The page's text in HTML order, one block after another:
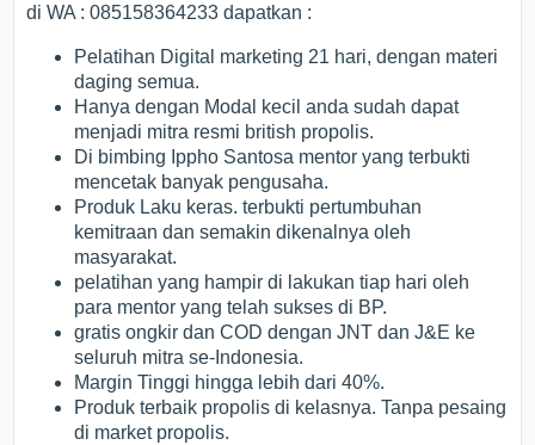
di WA : 085158364233 dapatkan :
Pelatihan Digital marketing 21 hari, dengan materi
daging semua.
Hanya dengan Modal kecil anda sudah dapat
menjadi mitra resmi british propolis.
Di bimbing Ippho Santosa mentor yang terbukti
mencetak banyak pengusaha.
Produk Laku keras. terbukti pertumbuhan
kemitraan dan semakin dikenalnya oleh
masyarakat.
pelatihan yang hampir di lakukan tiap hari oleh
para mentor yang telah sukses di BP.
gratis ongkir dan COD dengan JNT dan J&E ke
seluruh mitra se-Indonesia.
Margin Tinggi hingga lebih dari 40%.
Produk terbaik propolis di kelasnya. Tanpa pesaing
di market propolis.